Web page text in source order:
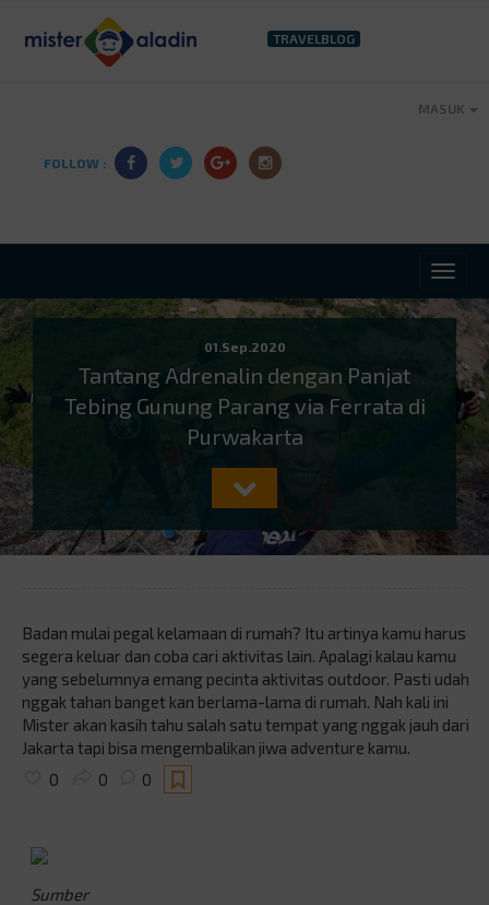
TRAVELBLOG
FOLLOW :
MASUK
01.Sep.2020
Tantang Adrenalin dengan Panjat
Tebing Gunung Parang via Ferrata di
Purwakarta
Badan mulai pegal kelamaan di rumah? Itu artinya kamu harus
segera keluar dan coba cari aktivitas lain. Apalagi kalau kamu
yang sebelumnya emang pecinta aktivitas outdoor. Pasti udah
nggak tahan banget kan berlama-lama di rumah. Nah kali ini
Mister akan kasih tahu salah satu tempat yang nggak jauh dari
Jakarta tapi bisa mengembalikan jiwa adventure kamu.
0
0 0
Sumber